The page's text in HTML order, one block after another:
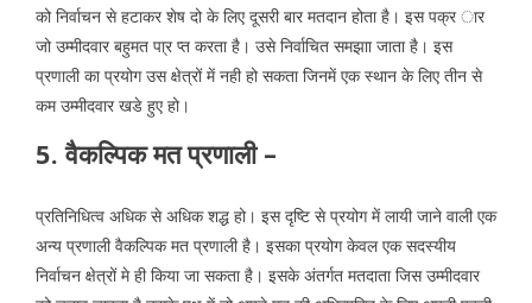
को निर्वाचन से हटाकर शेष दो के लिए दूसरी बार मतदान होता है। इस पक्र ार
जो उम्मीदवार बहुमत पा्र प्त करता है। उसे निर्वाचित समझाा जाता है। इस
प्रणाली का प्रयोग उस क्षेत्रों में नही हो सकता जिनमें एक स्थान के लिए तीन से
कम उम्मीदवार खडे हुए हो।
5. वैकल्पिक मत प्रणाली –
प्रतिनिधित्व अधिक से अधिक शद्ध हो। इस दृष्टि से प्रयोग में लायी जाने वाली एक
अन्य प्रणाली वैकल्पिक मत प्रणाली है। इसका प्रयोग केवल एक सदस्यीय
निर्वाचन क्षेत्रों मे ही किया जा सकता है। इसके अंतर्गत मतदाता जिस उम्मीदवार